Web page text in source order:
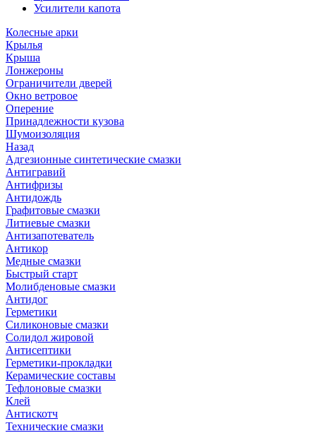
Усилители капота
Колесные арки
Крылья
Крыша
Лонжероны
Ограничители дверей
Окно ветровое
Оперение
Принадлежности кузова
Шумоизоляция
Назад
Адгезионные синтетические смазки
Антигравий
Антифризы
Антидождь
Графитовые смазки
Литиевые смазки
Антизапотеватель
Антикор
Медные смазки
Быстрый старт
Молибденовые смазки
Антидог
Герметики
Силиконовые смазки
Солидол жировой
Антисептики
Герметики-прокладки
Керамические составы
Тефлоновые смазки
Клей
Антискотч
Технические смазки